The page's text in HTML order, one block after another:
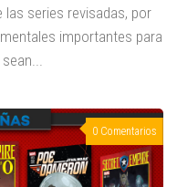
series revisadas, por
importantes para
0 Comentarios